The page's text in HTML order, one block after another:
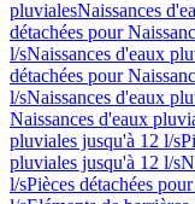
pluvialesNaissances
détachées pour
l/sNaissances d'eaux
détachées pour
l/sNaissances d'eaux
Naissances d'eaux
pluviales jusqu'à 12 l/s
pluviales jusqu'à 12 l/s
l/sPièces détachées